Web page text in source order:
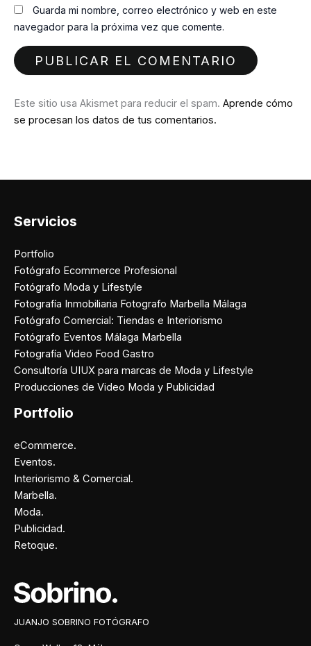
Guarda mi nombre, correo electrónico y web en este
navegador para la próxima vez que comente.
Este sitio usa Akismet para reducir el spam. Aprende cómo
se procesan los datos de tus comentarios.
Servicios
Portfolio
Fotógrafo Ecommerce Profesional
Fotógrafo Moda y Lifestyle
Fotografía Inmobiliaria Fotografo Marbella Málaga
Fotógrafo Comercial: Tiendas e Interiorismo
Fotógrafo Eventos Málaga Marbella
Fotografía Video Food Gastro
Consultoría UIUX para marcas de Moda y Lifestyle
Producciones de Video Moda y Publicidad
Portfolio
eCommerce.
Eventos.
Interiorismo & Comercial.
Marbella.
Moda.
Publicidad.
Retoque.
JUANJO SOBRINO FOTÓGRAFO